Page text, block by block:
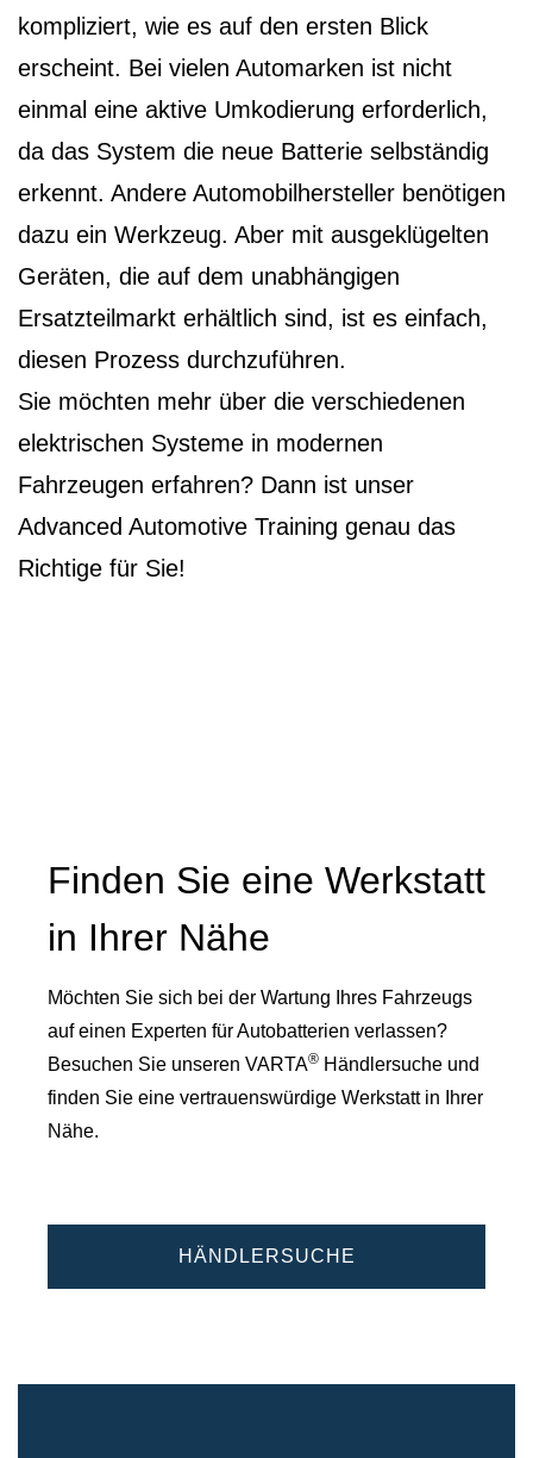
kompliziert, wie es auf den ersten Blick
erscheint. Bei vielen Automarken ist nicht
einmal eine aktive Umkodierung erforderlich,
da das System die neue Batterie selbständig
erkennt. Andere Automobilhersteller benötigen
dazu ein Werkzeug. Aber mit ausgeklügelten
Geräten, die auf dem unabhängigen
Ersatzteilmarkt erhältlich sind, ist es einfach,
diesen Prozess durchzuführen.
Sie möchten mehr über die verschiedenen
elektrischen Systeme in modernen
Fahrzeugen erfahren? Dann ist unser
Advanced Automotive Training genau das
Richtige für Sie!
Finden Sie eine Werkstatt
in Ihrer Nähe
Möchten Sie sich bei der Wartung Ihres Fahrzeugs
auf einen Experten für Autobatterien verlassen?
Besuchen Sie unseren VARTA® Händlersuche und
finden Sie eine vertrauenswürdige Werkstatt in Ihrer
Nähe.
HÄNDLERSUCHE